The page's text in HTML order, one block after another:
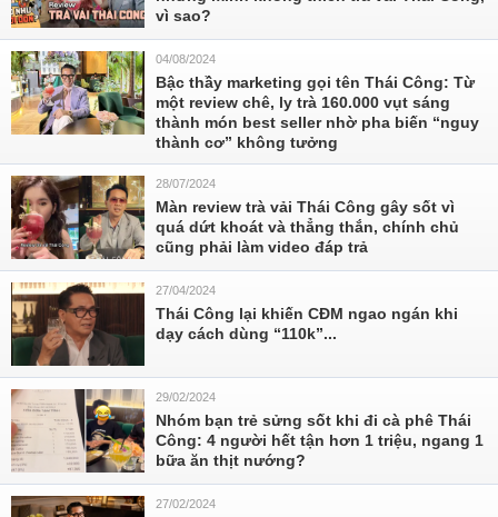
vì sao?
04/08/2024
Bậc thầy marketing gọi tên Thái Công: Từ
một review chê, ly trà 160.000 vụt sáng
thành món best seller nhờ pha biến “nguy
thành cơ” không tưởng
28/07/2024
Màn review trà vải Thái Công gây sốt vì
quá dứt khoát và thẳng thắn, chính chủ
cũng phải làm video đáp trả
27/04/2024
Thái Công lại khiến CĐM ngao ngán khi
dạy cách dùng “110k”...
29/02/2024
Nhóm bạn trẻ sửng sốt khi đi cà phê Thái
Công: 4 người hết tận hơn 1 triệu, ngang 1
bữa ăn thịt nướng?
27/02/2024